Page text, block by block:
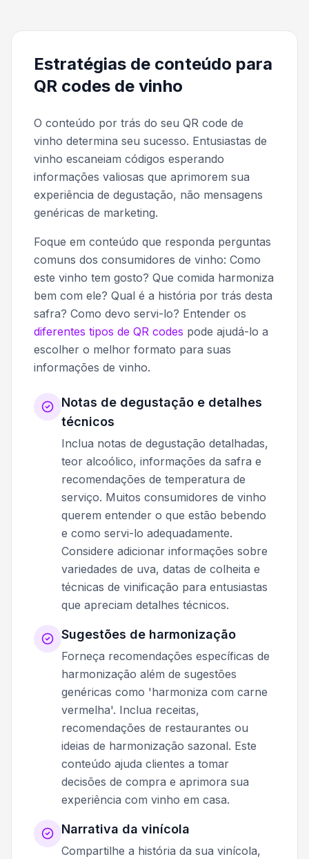
Estratégias de conteúdo para
QR codes de vinho
O conteúdo por trás do seu QR code de
vinho determina seu sucesso. Entusiastas de
vinho escaneiam códigos esperando
informações valiosas que aprimorem sua
experiência de degustação, não mensagens
genéricas de marketing.
Foque em conteúdo que responda perguntas
comuns dos consumidores de vinho: Como
este vinho tem gosto? Que comida harmoniza
bem com ele? Qual é a história por trás desta
safra? Como devo servi-lo? Entender os
diferentes tipos de QR codes pode ajudá-lo a
escolher o melhor formato para suas
informações de vinho.
Notas de degustação e detalhes
técnicos
Inclua notas de degustação detalhadas,
teor alcoólico, informações da safra e
recomendações de temperatura de
serviço. Muitos consumidores de vinho
querem entender o que estão bebendo
e como servi-lo adequadamente.
Considere adicionar informações sobre
variedades de uva, datas de colheita e
técnicas de vinificação para entusiastas
que apreciam detalhes técnicos.
Sugestões de harmonização
Forneça recomendações específicas de
harmonização além de sugestões
genéricas como 'harmoniza com carne
vermelha'. Inclua receitas,
recomendações de restaurantes ou
ideias de harmonização sazonal. Este
conteúdo ajuda clientes a tomar
decisões de compra e aprimora sua
experiência com vinho em casa.
Narrativa da vinícola
Compartilhe a história da sua vinícola,